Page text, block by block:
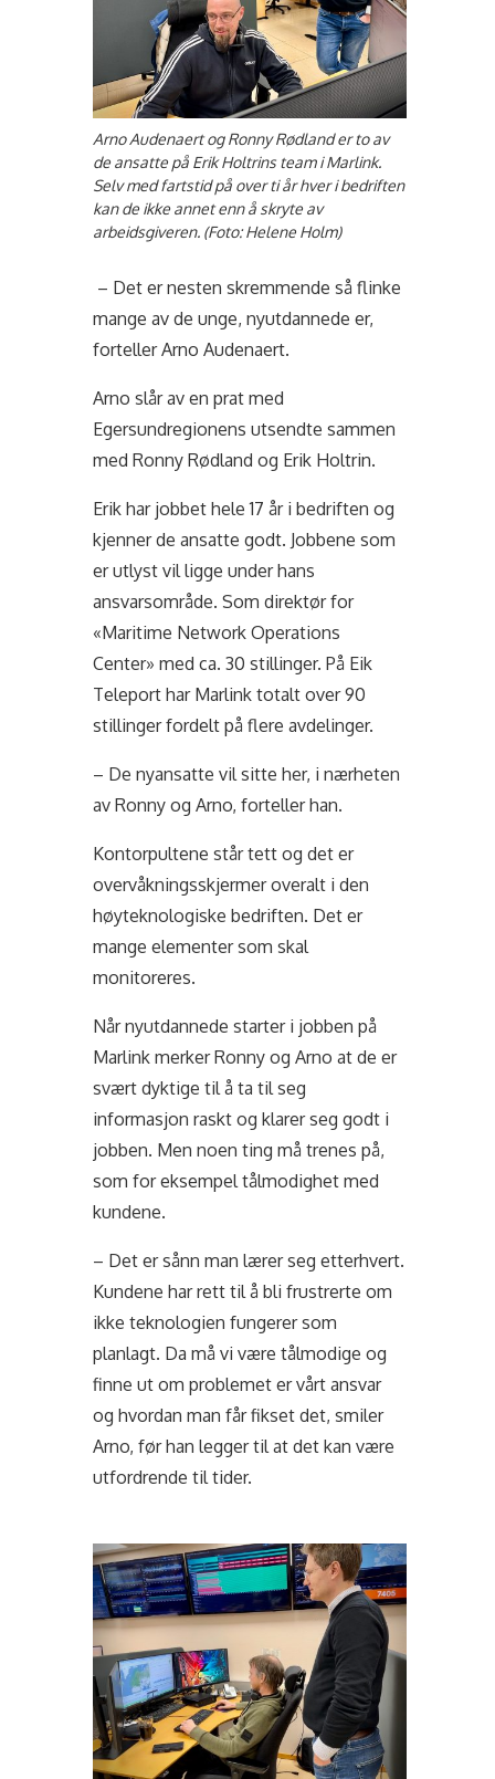
Arno Audenaert og Ronny Rødland er to av
de ansatte på Erik Holtrins team i Marlink.
Selv med fartstid på over ti år hver i bedriften
kan de ikke annet enn å skryte av
arbeidsgiveren. (Foto: Helene Holm)
– Det er nesten skremmende så flinke
mange av de unge, nyutdannede er,
forteller Arno Audenaert.
Arno slår av en prat med
Egersundregionens utsendte sammen
med Ronny Rødland og Erik Holtrin.
Erik har jobbet hele 17 år i bedriften og
kjenner de ansatte godt. Jobbene som
er utlyst vil ligge under hans
ansvarsområde. Som direktør for
«Maritime Network Operations
Center» med ca. 30 stillinger. På Eik
Teleport har Marlink totalt over 90
stillinger fordelt på flere avdelinger.
– De nyansatte vil sitte her, i nærheten
av Ronny og Arno, forteller han.
Kontorpultene står tett og det er
overvåkningsskjermer overalt i den
høyteknologiske bedriften. Det er
mange elementer som skal
monitoreres.
Når nyutdannede starter i jobben på
Marlink merker Ronny og Arno at de er
svært dyktige til å ta til seg
informasjon raskt og klarer seg godt i
jobben. Men noen ting må trenes på,
som for eksempel tålmodighet med
kundene.
– Det er sånn man lærer seg etterhvert.
Kundene har rett til å bli frustrerte om
ikke teknologien fungerer som
planlagt. Da må vi være tålmodige og
finne ut om problemet er vårt ansvar
og hvordan man får fikset det, smiler
Arno, før han legger til at det kan være
utfordrende til tider.